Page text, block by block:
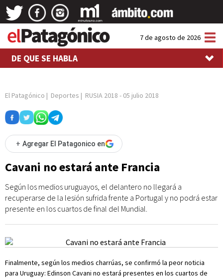
7 de agosto de 2026
DE QUE SE HABLA
El Patagónico | Deportes | RUSIA 2018 - 05 julio 2018
+ Agregar El Patagonico en
Cavani no estará ante Francia
Según los medios uruguayos, el delantero no llegará a
recuperarse de la lesión sufrida frente a Portugal y no podrá estar
presente en los cuartos de final del Mundial.
Finalmente, según los medios charrúas, se confirmó la peor noticia
para Uruguay: Edinson Cavani no estará presentes en los cuartos de